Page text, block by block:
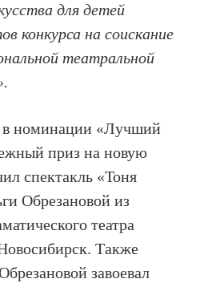
для детей
конкурса на соискание
театральной
номинации «Лучший
приз на новую
спектакль «Тоня
Обрезановой из
театра
Также
завоевал